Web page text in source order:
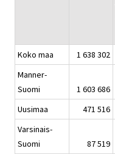
Koko maa 1 638 302
Manner-
Suomi
1 603 686
Uusimaa
471 516
Varsinais-
Suomi
87 519